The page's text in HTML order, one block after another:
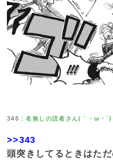
346 ：名無しの読者さん(｀・ω・´)
>>343
頭突きしてるときはた